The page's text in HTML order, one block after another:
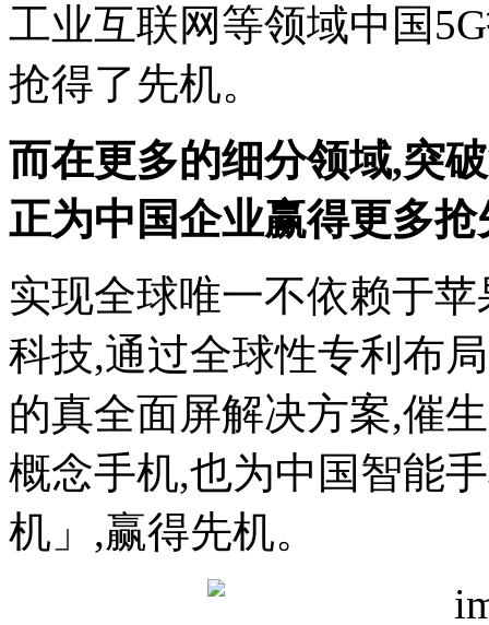
工业互联网等领域中国
抢得了先机。
而在更多的细分领域,突
正为中国企业赢得更多
实现全球唯一不依赖于
科技,通过全球性专利布
的真全面屏解决方案,催
概念手机,也为中国智能
机」,赢得先机。